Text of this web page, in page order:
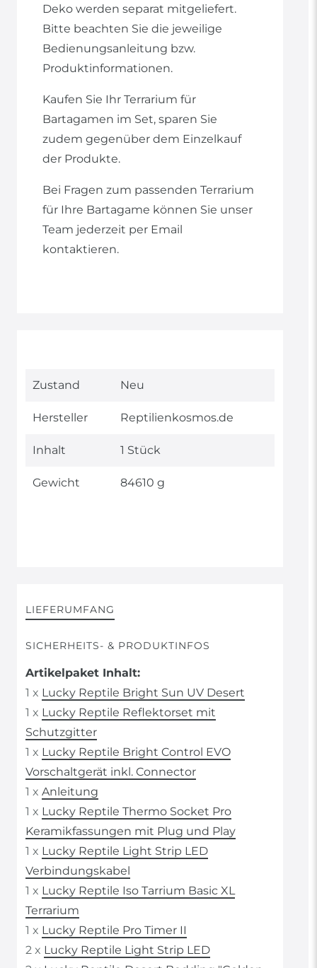
Deko werden separat mitgeliefert.
Bitte beachten Sie die jeweilige
Bedienungsanleitung bzw.
Produktinformationen.
Kaufen Sie Ihr Terrarium für
Bartagamen im Set, sparen Sie
zudem gegenüber dem Einzelkauf
der Produkte.
Bei Fragen zum passenden Terrarium
für Ihre Bartagame können Sie unser
Team jederzeit per Email
kontaktieren.
Technisches
Wert
Zustand Neu
Hersteller Reptilienkosmos.de
Inhalt 1 Stück
Gewicht 84610 g
LIEFERUMFANG
SICHERHEITS- & PRODUKTINFOS
Artikelpaket Inhalt:
1 x Lucky Reptile Bright Sun UV Desert
1 x Lucky Reptile Reflektorset mit
Schutzgitter
1 x Lucky Reptile Bright Control EVO
Vorschaltgerät inkl. Connector
1 x Anleitung
1 x Lucky Reptile Thermo Socket Pro
Keramikfassungen mit Plug und Play
1 x Lucky Reptile Light Strip LED
Verbindungskabel
1 x Lucky Reptile Iso Tarrium Basic XL
Terrarium
1 x Lucky Reptile Pro Timer II
2 x Lucky Reptile Light Strip LED